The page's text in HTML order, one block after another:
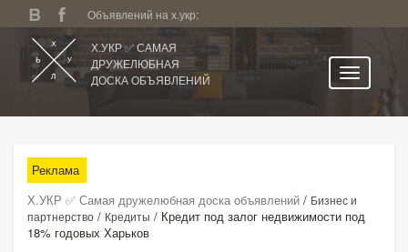
Объявлений на х.укр:
Х.УКР ✅ САМАЯ
ДРУЖЕЛЮБНАЯ
ДОСКА ОБЪЯВЛЕНИЙ
Все регионы
Категории
Избранное
Личный кабинет
Реклама
Х.УКР ✅ Самая дружелюбная доска объявлений / Бизнес и
партнерство / Кредиты / Кредит под залог недвижимости под
18% годовых Харьков